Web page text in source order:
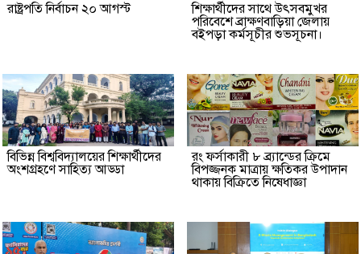
রাষ্ট্রপতি নির্বাচন ২০ আগস্ট
শিক্ষার্থীদের সাথে উৎসবমুখর
পরিবেশে ব্রাক্ষণবাড়িয়া জেলায়
বইপড়া কর্মসূচীর শুভসূচনা।
বিভিন্ন বিশ্ববিদ্যালয়ের শিক্ষার্থীদের
অংশগ্রহণে সাহিত্য আড্ডা
রং ফর্সাকারী ৮ ব্র্যান্ডের ক্রিমে
বিপজ্জনক মাত্রায় ক্ষতিকর উপাদান
থাকায় বিক্রিতে নিষেধাজ্ঞা